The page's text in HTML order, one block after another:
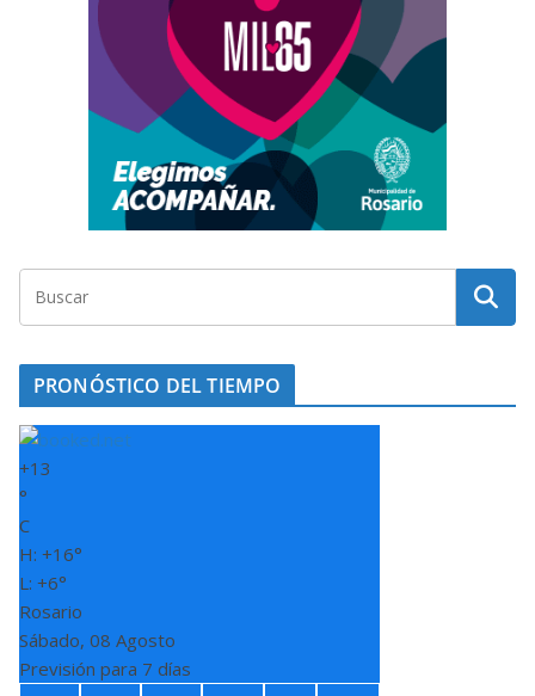
PRONÓSTICO DEL TIEMPO
+13
°
C
H: +16°
L: +6°
Rosario
Sábado, 08 Agosto
Previsión para 7 días